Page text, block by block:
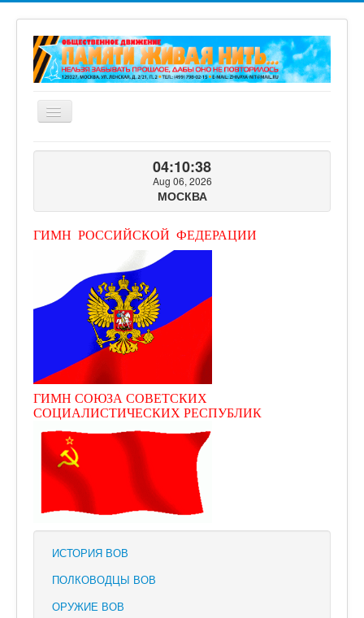
Включить/
выключить
ГЛАВНАЯ
ВИДЕОГАЛЕРЕЯ
КНИГИ ПРОЕКТА
КОНТАКТЫ
04:10:39
Aug 06, 2026
МОСКВА
ГИМН РОССИЙСКОЙ ФЕДЕРАЦИИ
ГИМН СОЮЗА СОВЕТСКИХ
СОЦИАЛИСТИЧЕСКИХ РЕСПУБЛИК
ИСТОРИЯ ВОВ
ПОЛКОВОДЦЫ ВОВ
ОРУЖИЕ ВОВ